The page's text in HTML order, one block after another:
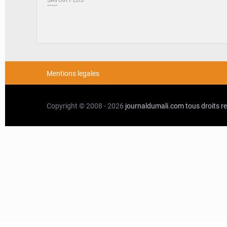
Mentions legales
Copyright © 2008 - 2026 journaldumali.comtous droits